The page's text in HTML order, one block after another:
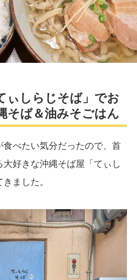
ぃしらじそば」でお
そば＆油みそごはん
食べたい気分だったので、首
好きな沖縄そば屋「てぃし
ました。